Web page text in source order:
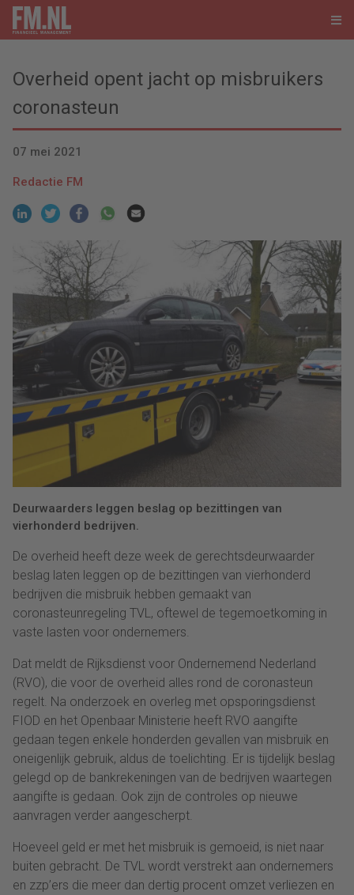
Overheid opent jacht op misbruikers
coronasteun
07 mei 2021
Redactie FM
Deurwaarders leggen beslag op bezittingen van
vierhonderd bedrijven.
De overheid heeft deze week de gerechtsdeurwaarder
beslag laten leggen op de bezittingen van vierhonderd
bedrijven die misbruik hebben gemaakt van
coronasteunregeling TVL, oftewel de tegemoetkoming in
vaste lasten voor ondernemers.
Dat meldt de Rijksdienst voor Ondernemend Nederland
(RVO), die voor de overheid alles rond de coronasteun
regelt. Na onderzoek en overleg met opsporingsdienst
FIOD en het Openbaar Ministerie heeft RVO aangifte
gedaan tegen enkele honderden gevallen van misbruik en
oneigenlijk gebruik, aldus de toelichting. Er is tijdelijk beslag
gelegd op de bankrekeningen van de bedrijven waartegen
aangifte is gedaan. Ook zijn de controles op nieuwe
aanvragen verder aangescherpt.
Hoeveel geld er met het misbruik is gemoeid, is niet naar
buiten gebracht. De TVL wordt verstrekt aan ondernemers
en zzp’ers die meer dan dertig procent omzet verliezen en